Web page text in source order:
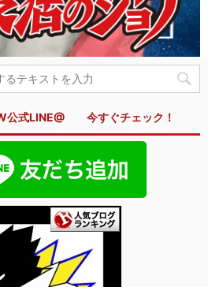
公式LINE@ 今すぐチェック！